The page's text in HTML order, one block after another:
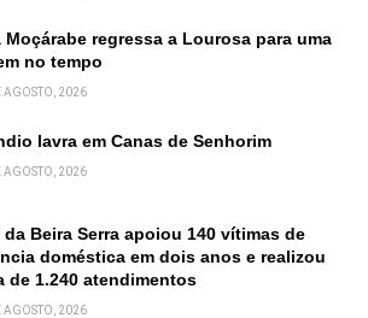
Moçárabe regressa a Lourosa para uma
no tempo
AGOSTO, 2026
lavra em Canas de Senhorim
AGOSTO, 2026
da Beira Serra apoiou 140 vítimas de
doméstica em dois anos e realizou
de 1.240 atendimentos
AGOSTO, 2026